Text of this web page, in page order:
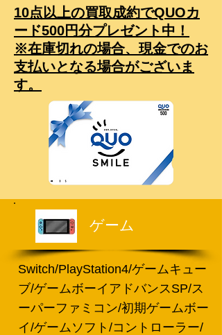
10点以上の買取成約でQUOカ
ード500円分プレゼント中！
​※在庫切れの場合、現金でのお
支払いとなる場合がございま
す。
ゲーム
​Switch/PlayStation4/ゲームキュー
ブ/ゲームボーイアドバンスSP/ス
ーパーファミコン/初期ゲームボー
イ/ゲームソフト/コントローラー/